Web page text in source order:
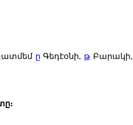
ը Գեդէօնի, թ Բարակի,